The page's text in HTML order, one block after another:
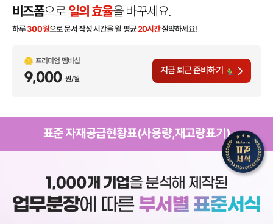
비즈폼으로 일의 효율을 바꾸세요.
하루300원으로 문서 작성 시간을 월 평균20시간절약하세요!
프리미엄 멤버십
9,000 원/월
지금 퇴근 준비하기
표준 자재공급현황표(사용량,재고량표기)